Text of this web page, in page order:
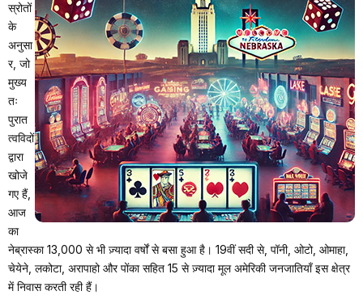
स्रोतों
के
अनुसा
र, जो
मुख्य
तः
पुरात
त्वविदों
द्वारा
खोजे
गए हैं,
आज
का
नेब्रास्का 13,000 से भी ज़्यादा वर्षों से बसा हुआ है। 19वीं सदी से, पॉनी, ओटो, ओमाहा,
चेयेने, लकोटा, अरापाहो और पोंका सहित 15 से ज़्यादा मूल अमेरिकी जनजातियाँ इस क्षेत्र
में निवास करती रही हैं।